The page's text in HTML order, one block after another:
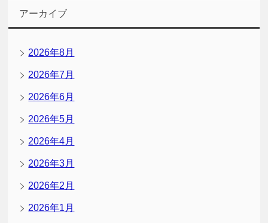
アーカイブ
2026年8月
2026年7月
2026年6月
2026年5月
2026年4月
2026年3月
2026年2月
2026年1月